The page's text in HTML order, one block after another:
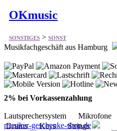
OKmusic
SONSTIGES > SONST
Musikfachgeschäft aus Hamburg
2% bei Vorkassenzahlung
Lautsprechersystem
Drums Keys Strings
musiker-geschenke-shop.de